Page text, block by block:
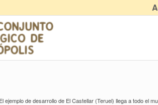
El ejemplo de desarrollo de El Castellar (Teruel) llega a todo el